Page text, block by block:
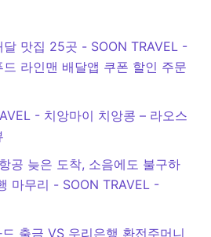
맛집 25곳 - SOON TRAVEL -
라인맨 배달앱 쿠폰 할인 주문
- 치앙마이 치앙콩 – 라오스
공 늦은 도착, 소음에도 불구하
마무리 - SOON TRAVEL -
출금 VS 우리은행 환전주머니